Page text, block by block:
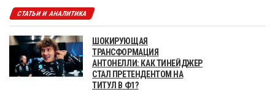
СТАТЬИ И АНАЛИТИКА
ШОКИРУЮЩАЯ
ТРАНСФОРМАЦИЯ
АНТОНЕЛЛИ: КАК ТИНЕЙДЖЕР
СТАЛ ПРЕТЕНДЕНТОМ НА
ТИТУЛ В Ф1?